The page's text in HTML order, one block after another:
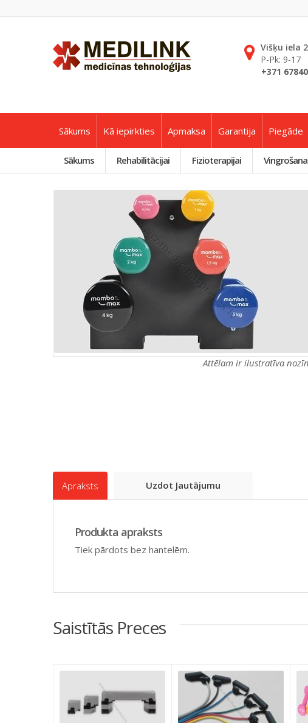
Višķu iela
P-Pk: 9-17
+371
Sākums Kā iepirkties Apmaksa Garantija Piegāde
Sākums Rehabilitācijai Fizioterapijai
Attēlam ir ilustratīva
Apraksts Uzdot Jautājumu
Produkta apraksts
Tiek pārdots bez hantelēm.
Saistītās Preces